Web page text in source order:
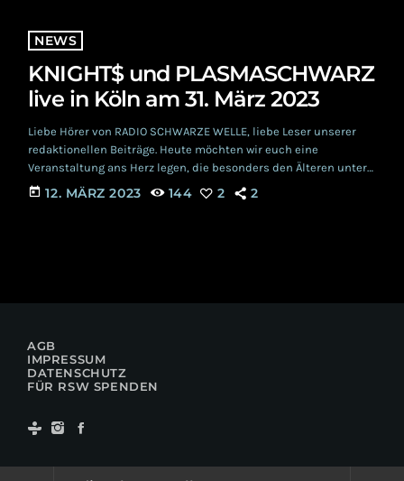
NEWS
KNIGHT$ und PLASMASCHWARZ
live in Köln am 31. März 2023
Liebe Hörer von RADIO SCHWARZE WELLE, liebe Leser unserer
redaktionellen Beiträge. Heute möchten wir euch eine
Veranstaltung ans Herz legen, die besonders den Älteren unter
Euch gefallen könnte: Am 31. März werden im Kölner TSUNAMI
Club feinste Electro- und Italo- Pop- Klänge ertönen. Jawoll, eine
today 12. MÄRZ 2023 144 2 2
AGB
IMPRESSUM
DATENSCHUTZ
FÜR RSW SPENDEN